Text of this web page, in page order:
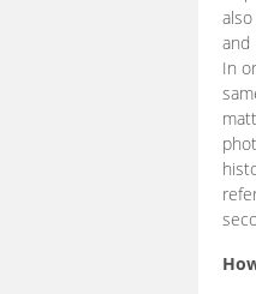
and
In